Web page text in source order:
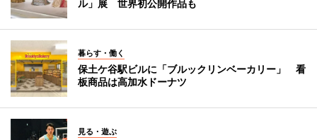
ル」展 世界初公開作品も
暮らす・働く
保土ケ谷駅ビルに「ブルックリンベーカリー」 看
板商品は高加水ドーナツ
見る・遊ぶ